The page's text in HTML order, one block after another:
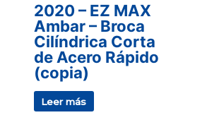
2020 – EZ MAX
Ambar – Broca
Cilíndrica Corta
de Acero Rápido
(copia)
Leer más